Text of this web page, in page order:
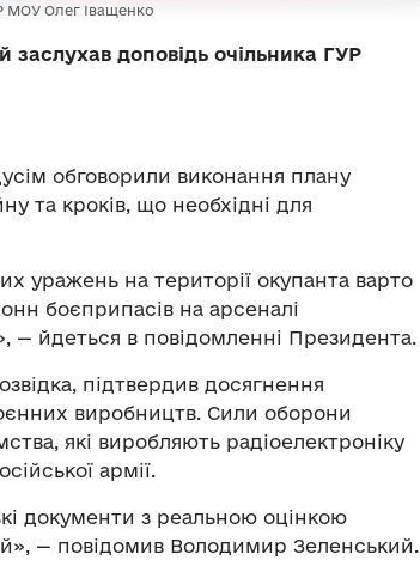
МОУ Олег Іващенко
доповідь очільника ГУР
обговорили виконання плану
та кроків, що необхідні для
уражень на території окупанта варто
боєприпасів на арсеналі
— йдеться в повідомленні Президента.
підтвердив досягнення
виробництв. Сили оборони
які виробляють радіоелектроніку
армії.
документи з реальною оцінкою
— повідомив Володимир Зеленський.